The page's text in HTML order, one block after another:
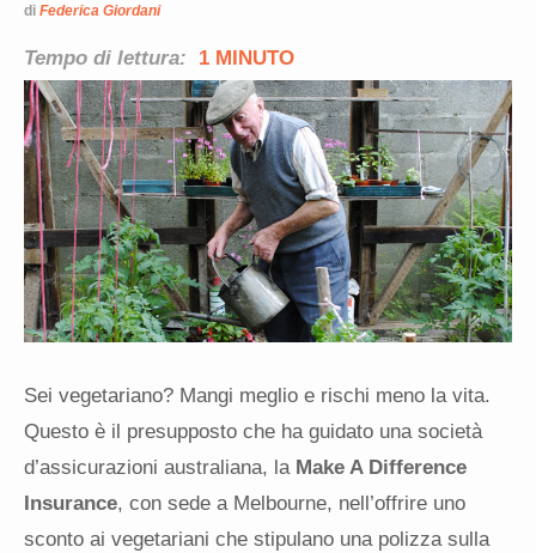
di Federica Giordani
Tempo di lettura: 1 MINUTO
Sei vegetariano? Mangi meglio e rischi meno la vita.
Questo è il presupposto che ha guidato una società
d’assicurazioni australiana, la Make A Difference
Insurance, con sede a Melbourne, nell’offrire uno
sconto ai vegetariani che stipulano una polizza sulla